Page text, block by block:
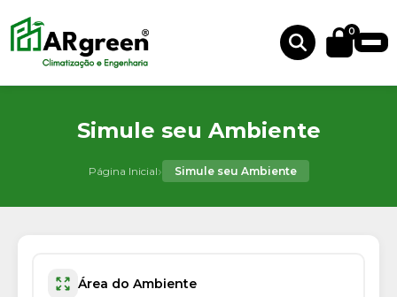
0
Simule seu Ambiente
Página Inicial› Simule seu Ambiente
Área do Ambiente